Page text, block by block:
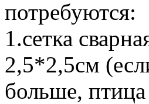
потребуются:
1.сетка
2,5*2,5см
больше,